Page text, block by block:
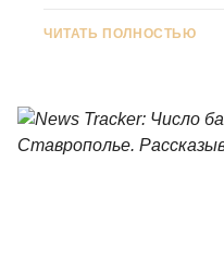
ЧИТАТЬ ПОЛНОСТЬЮ